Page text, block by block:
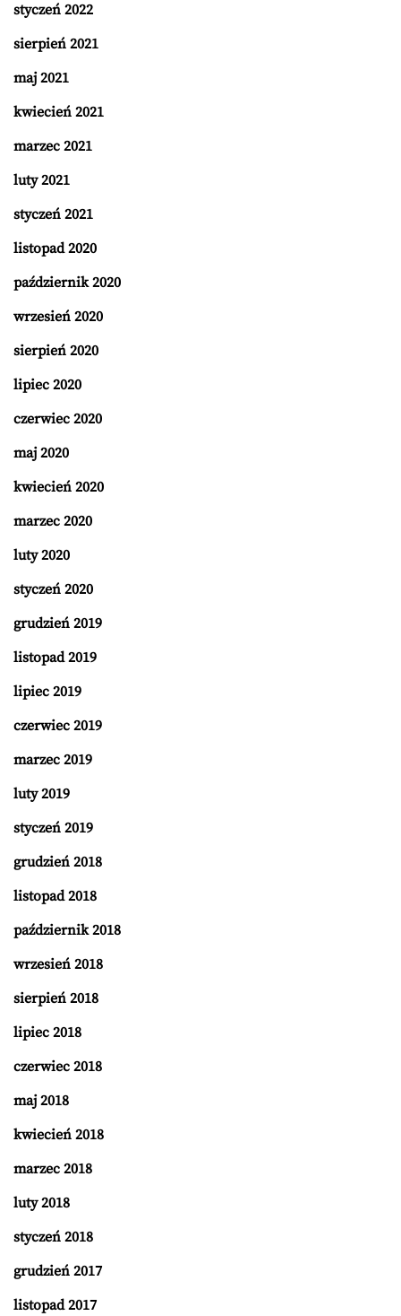
styczeń 2022
sierpień 2021
maj 2021
kwiecień 2021
marzec 2021
luty 2021
styczeń 2021
listopad 2020
październik 2020
wrzesień 2020
sierpień 2020
lipiec 2020
czerwiec 2020
maj 2020
kwiecień 2020
marzec 2020
luty 2020
styczeń 2020
grudzień 2019
listopad 2019
lipiec 2019
czerwiec 2019
marzec 2019
luty 2019
styczeń 2019
grudzień 2018
listopad 2018
październik 2018
wrzesień 2018
sierpień 2018
lipiec 2018
czerwiec 2018
maj 2018
kwiecień 2018
marzec 2018
luty 2018
styczeń 2018
grudzień 2017
listopad 2017